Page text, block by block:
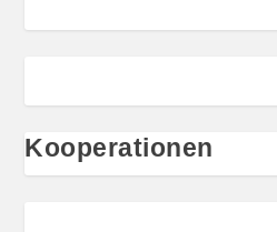
Kooperationen